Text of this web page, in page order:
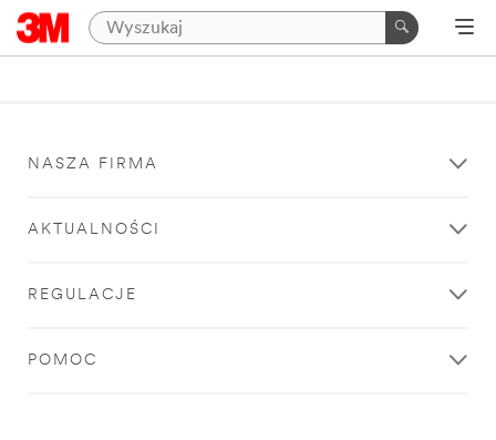
NASZA FIRMA
AKTUALNOŚCI
REGULACJE
POMOC